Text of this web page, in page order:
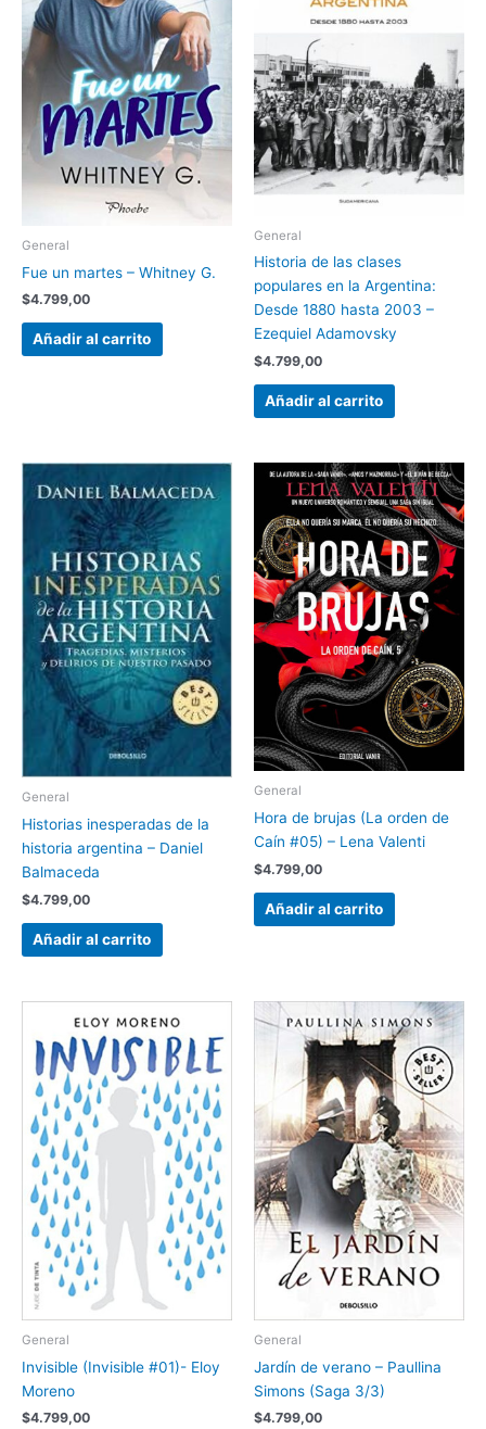
General
Fue un martes – Whitney G.
$4.799,00
Añadir al carrito
General
Historia de las clases
populares en la Argentina:
Desde 1880 hasta 2003 –
Ezequiel Adamovsky
$4.799,00
Añadir al carrito
General
Historias inesperadas de la
historia argentina – Daniel
Balmaceda
$4.799,00
Añadir al carrito
General
Hora de brujas (La orden de
Caín #05) – Lena Valenti
$4.799,00
Añadir al carrito
General
Invisible (Invisible #01)- Eloy
Moreno
$4.799,00
General
Jardín de verano – Paullina
Simons (Saga 3/3)
$4.799,00